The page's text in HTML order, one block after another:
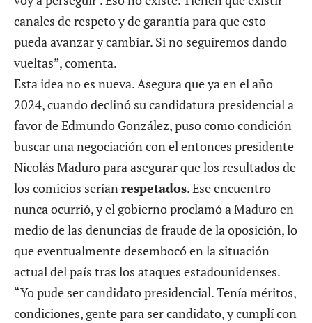
canales de respeto y de garantía para que esto
pueda avanzar y cambiar. Si no seguiremos dando
vueltas”, comenta.
Esta idea no es nueva. Asegura que ya en el año
2024, cuando declinó su candidatura presidencial a
favor de Edmundo González, puso como condición
buscar una negociación con el entonces presidente
Nicolás Maduro para asegurar que los resultados de
los comicios seríanrespetados. Ese encuentro
nunca ocurrió, y el gobierno proclamó a Maduro en
medio de las denuncias de fraude de la oposición, lo
que eventualmente desembocó en la situación
actual del país tras los ataques estadounidenses.
“Yo pude ser candidato presidencial. Tenía méritos,
condiciones, gente para ser candidato, y cumplí con